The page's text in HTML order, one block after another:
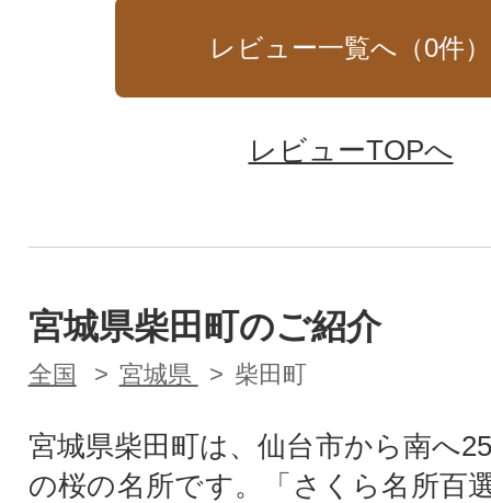
レビュー一覧へ（0件）
レビューTOPへ
宮城県柴田町のご紹介
全国 宮城県 柴田町
宮城県柴田町は、仙台市から南へ
の桜の名所です。「さくら名所百